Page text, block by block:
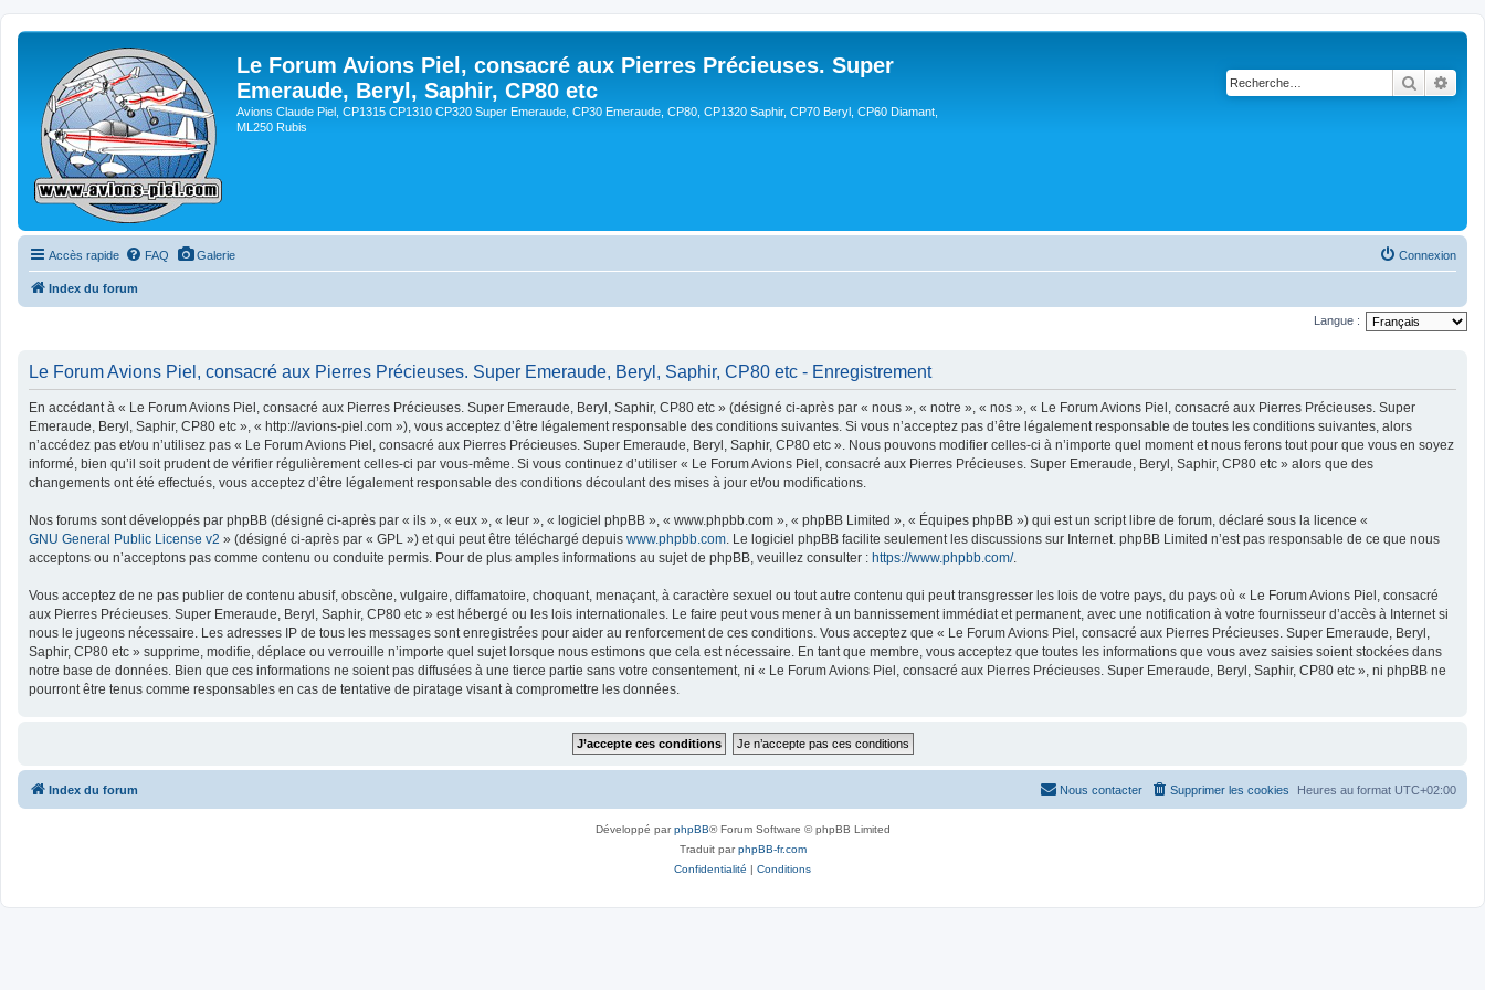
Le Forum Avions Piel, consacré aux Pierres Précieuses. Super
Emeraude, Beryl, Saphir, CP80 etc
Avions Claude Piel, CP1315 CP1310 CP320 Super Emeraude, CP30 Emeraude, CP80, CP1320 Saphir, CP70 Beryl, CP60 Diamant,
ML250 Rubis
Accès rapide FAQ Galerie Connexion
Index du forum
Langue :
Le Forum Avions Piel, consacré aux Pierres Précieuses. Super Emeraude, Beryl, Saphir, CP80 etc - Enregistrement
En accédant à « Le Forum Avions Piel, consacré aux Pierres Précieuses. Super Emeraude, Beryl, Saphir, CP80 etc » (désigné ci-après par « nous », « notre », « nos », « Le Forum Avions Piel, consacré aux Pierres Précieuses. Super
Emeraude, Beryl, Saphir, CP80 etc », « http://avions-piel.com »), vous acceptez d’être légalement responsable des conditions suivantes. Si vous n’acceptez pas d’être légalement responsable de toutes les conditions suivantes, alors
n’accédez pas et/ou n’utilisez pas « Le Forum Avions Piel, consacré aux Pierres Précieuses. Super Emeraude, Beryl, Saphir, CP80 etc ». Nous pouvons modifier celles-ci à n’importe quel moment et nous ferons tout pour que vous en soyez
informé, bien qu’il soit prudent de vérifier régulièrement celles-ci par vous-même. Si vous continuez d’utiliser « Le Forum Avions Piel, consacré aux Pierres Précieuses. Super Emeraude, Beryl, Saphir, CP80 etc » alors que des
changements ont été effectués, vous acceptez d’être légalement responsable des conditions découlant des mises à jour et/ou modifications.
Nos forums sont développés par phpBB (désigné ci-après par « ils », « eux », « leur », « logiciel phpBB », « www.phpbb.com », « phpBB Limited », « Équipes phpBB ») qui est un script libre de forum, déclaré sous la licence «
GNU General Public License v2 » (désigné ci-après par « GPL ») et qui peut être téléchargé depuis www.phpbb.com . Le logiciel phpBB facilite seulement les discussions sur Internet. phpBB Limited n’est pas responsable de ce que nous
acceptons ou n’acceptons pas comme contenu ou conduite permis. Pour de plus amples informations au sujet de phpBB, veuillez consulter : https://www.phpbb.com/.
Vous acceptez de ne pas publier de contenu abusif, obscène, vulgaire, diffamatoire, choquant, menaçant, à caractère sexuel ou tout autre contenu qui peut transgresser les lois de votre pays, du pays où « Le Forum Avions Piel, consacré
aux Pierres Précieuses. Super Emeraude, Beryl, Saphir, CP80 etc » est hébergé ou les lois internationales. Le faire peut vous mener à un bannissement immédiat et permanent, avec une notification à votre fournisseur d’accès à Internet si
nous le jugeons nécessaire. Les adresses IP de tous les messages sont enregistrées pour aider au renforcement de ces conditions. Vous acceptez que « Le Forum Avions Piel, consacré aux Pierres Précieuses. Super Emeraude, Beryl,
Saphir, CP80 etc » supprime, modifie, déplace ou verrouille n’importe quel sujet lorsque nous estimons que cela est nécessaire. En tant que membre, vous acceptez que toutes les informations que vous avez saisies soient stockées dans
notre base de données. Bien que ces informations ne soient pas diffusées à une tierce partie sans votre consentement, ni « Le Forum Avions Piel, consacré aux Pierres Précieuses. Super Emeraude, Beryl, Saphir, CP80 etc », ni phpBB ne
pourront être tenus comme responsables en cas de tentative de piratage visant à compromettre les données.
Index du forum Heures au format UTC+02:00
Supprimer les cookies
Nous contacter
Développé parphpBB® Forum Software © phpBB Limited
Traduit parphpBB-fr.com
Confidentialité | Conditions